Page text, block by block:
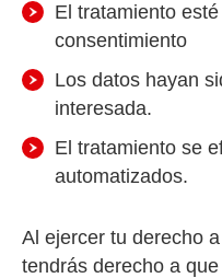
El tratamiento
consentimiento
Los datos hayan
interesada.
El tratamiento se
automatizados.
Al ejercer tu derecho
tendrás derecho a